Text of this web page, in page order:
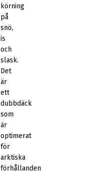
körning
på
snö,
is
och
slask.
Det
är
ett
dubbdäck
som
är
optimerat
för
arktiska
förhållanden